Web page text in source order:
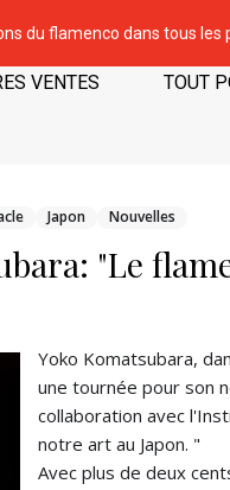
du flamenco dans tous les
VENTES TOUT
Japon Nouvelles
"Le
Yoko Komatsubara,
une tournée pour son
collaboration avec
notre art au Japon. "
Avec plus de deux